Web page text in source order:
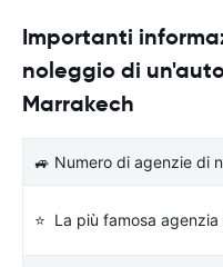
Importanti
noleggio di
Marrakech
🚙 Numero di agenzie di
⭐ La più famosa